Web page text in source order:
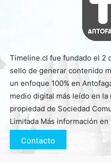
Timeline.cl fue fundado el 2
sello de generar contenido
un enfoque 100% en
medio digital más leído en
propiedad de Sociedad
Limitada Más información en
Contacto